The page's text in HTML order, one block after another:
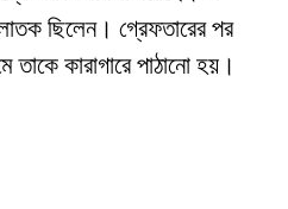
ছিলেন। গ্রেফতারের পর
কারাগারে পাঠানো হয়।